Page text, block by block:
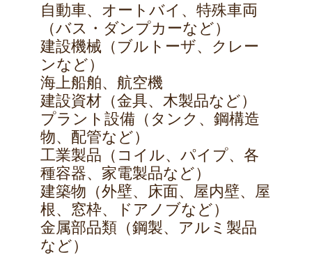
自動車、オートバイ、特殊車両
（バス・ダンプカーなど）
建設機械（ブルトーザ、クレー
ンなど）
海上船舶、航空機
建設資材（金具、木製品など）
プラント設備（タンク、鋼構造
物、配管など）
工業製品（コイル、パイプ、各
種容器、家電製品など）
建築物（外壁、床面、屋内壁、屋
根、窓枠、ドアノブなど）
金属部品類（鋼製、アルミ製品
など）